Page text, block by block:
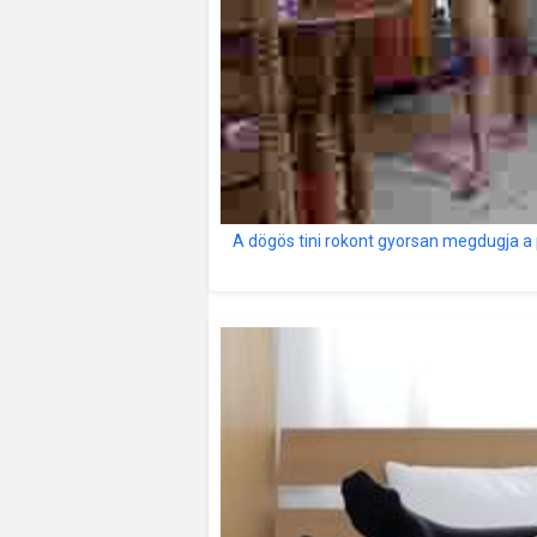
A dögös tini rokont gyorsan megdugja a